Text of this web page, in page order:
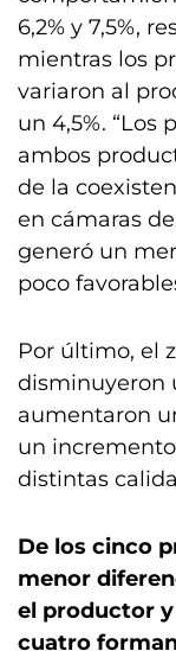
6,2% y 7,5%,
mientras los
variaron al
un 4,5%. “Los
ambos
de la
en cámaras
generó un
poco
Por último, el
disminuyeron
aumentaron
un
distintas
De los cinco
menor
el productor
cuatro